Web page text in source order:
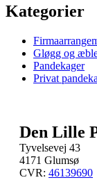
Kategorier
Gløgg og
Pandekager
Privat
Den Lille
Tyvelsevej 43
4171 Glumsø
CVR: 46139690